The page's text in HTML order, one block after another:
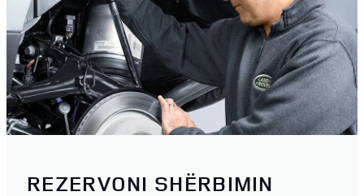
REZERVONI SHËRBIMIN